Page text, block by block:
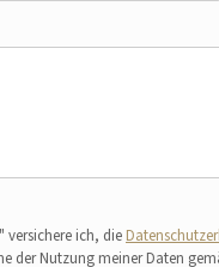
versichere ich, die
der Nutzung meiner Daten